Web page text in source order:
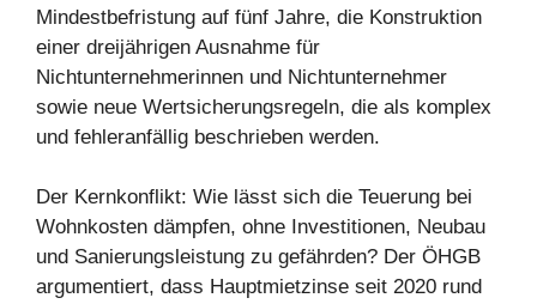
Mindestbefristung auf fünf Jahre, die Konstruktion
einer dreijährigen Ausnahme für
Nichtunternehmerinnen und Nichtunternehmer
sowie neue Wertsicherungsregeln, die als komplex
und fehleranfällig beschrieben werden.
Der Kernkonflikt: Wie lässt sich die Teuerung bei
Wohnkosten dämpfen, ohne Investitionen, Neubau
und Sanierungsleistung zu gefährden? Der ÖHGB
argumentiert, dass Hauptmietzinse seit 2020 rund